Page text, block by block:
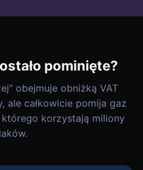
pominięte?
obejmuje obniżką VAT
ale całkowicie pomija gaz
korzystają miliony